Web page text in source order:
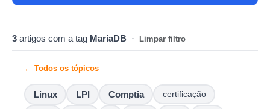
3 artigos com a tag MariaDB · Limpar filtro
← Todos os tópicos
Linux LPI Comptia certificação